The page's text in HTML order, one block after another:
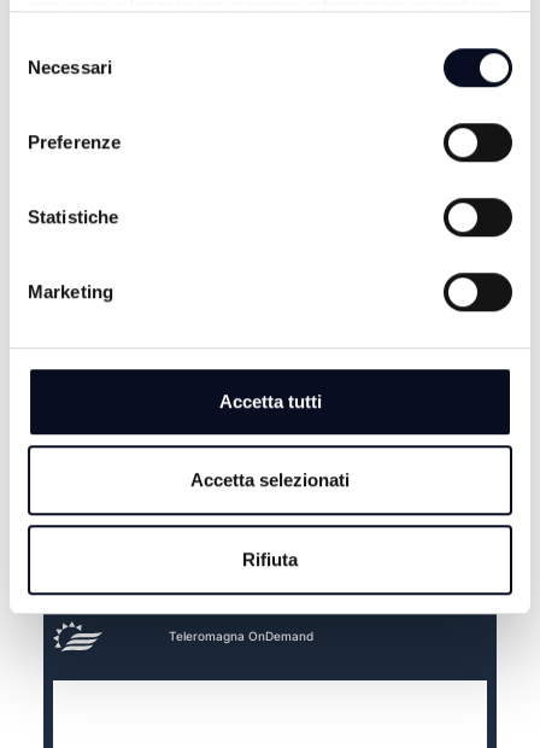
delNecessari
Preferenze
Statistiche
Marketing
Accetta tutti
Accetta selezionati
Rifiuta
Teleromagna OnDemand